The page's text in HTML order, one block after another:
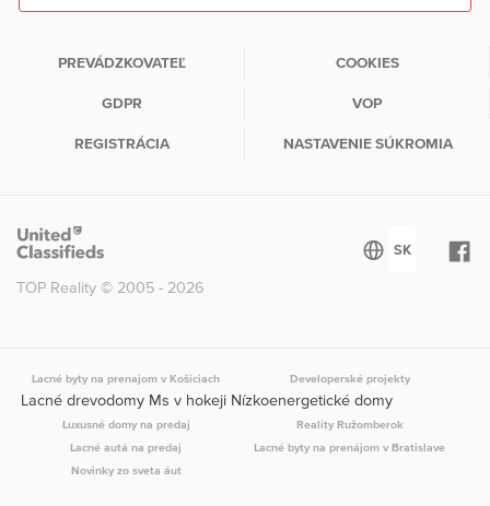
PREVÁDZKOVATEĽ COOKIES
GDPR VOP
REGISTRÁCIA NASTAVENIE SÚKROMIA
TOP Reality © 2005 - 2026
Lacné byty na prenajom v Košiciach Developerské projekty
Lacné drevodomy Ms v hokeji Nízkoenergetické domy
Luxusné domy na predaj
Reality Ružomberok
Lacné autá na predaj
Lacné byty na prenájom v Bratislave
Novinky zo sveta áut